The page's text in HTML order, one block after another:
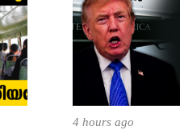
4 hours ago